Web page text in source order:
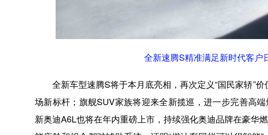
全新速腾S精准满足新时代客户
全新车型速腾S将于本月底亮相，再次定义“国民家轿”
场新标杆；旗舰SUV家族将迎来全新揽巡，进一步完善高
新奥迪A6L也将在年内重磅上市，持续强化奥迪品牌在豪华